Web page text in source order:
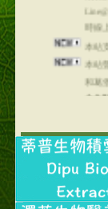
時線
本站
本站
和葛
合作
本站
陆运